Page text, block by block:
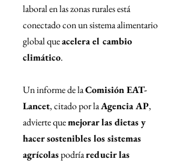
laboral en las zonas rurales está
conectado con un sistema alimentario
global que acelera el cambio
climático.
Un informe de la Comisión EAT-
Lancet, citado por la Agencia AP,
advierte que mejorar las dietas y
hacer sostenibles los sistemas
agrícolas podría reducir las